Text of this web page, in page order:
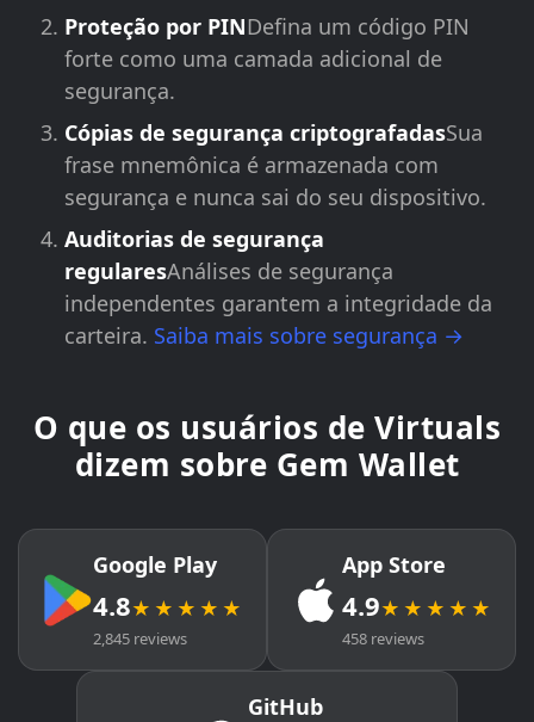
Proteção por PINDefina um código PIN
forte como uma camada adicional de
segurança.
Cópias de segurança criptografadasSua
frase mnemônica é armazenada com
segurança e nunca sai do seu dispositivo.
Auditorias de segurança
regularesAnálises de segurança
independentes garantem a integridade da
carteira. Saiba mais sobre segurança →
O que os usuários de Virtuals
dizem sobre Gem Wallet
Google Play
4.8★★★★★
2,845 reviews
App Store
4.9★★★★★
458 reviews
GitHub